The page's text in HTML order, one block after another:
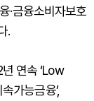
·금융소비자보호
.
연속 ‘Low
가능금융’,